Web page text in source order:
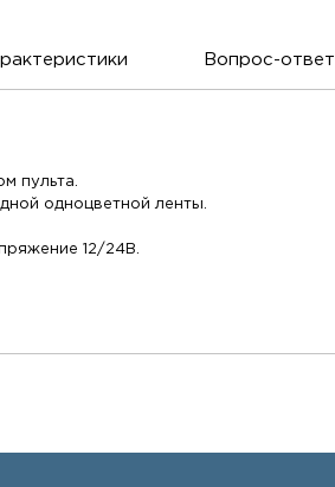
Вопрос-ответ
пульта.
одноцветной ленты.
12/24В.